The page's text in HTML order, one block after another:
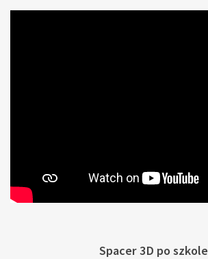
Spacer 3D po szkole